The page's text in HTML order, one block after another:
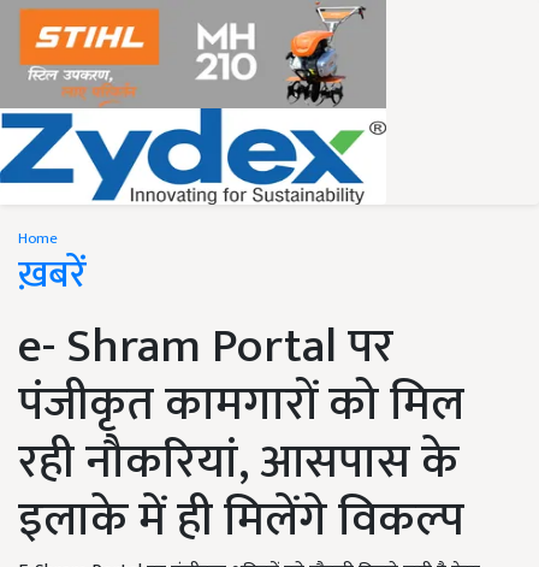
Home
ख़बरें
e- Shram Portal पर
पंजीकृत कामगारों को मिल
रही नौकरियां, आसपास के
इलाके में ही मिलेंगे विकल्प